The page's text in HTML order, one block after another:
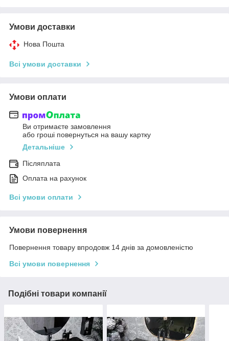
Умови доставки
Нова Пошта
Всі умови доставки
Умови оплати
Ви отримаєте замовлення
або гроші повернуться на вашу картку
Детальніше
Післяплата
Оплата на рахунок
Всі умови оплати
Умови повернення
Повернення товару впродовж 14 днів за домовленістю
Всі умови повернення
Подібні товари компанії